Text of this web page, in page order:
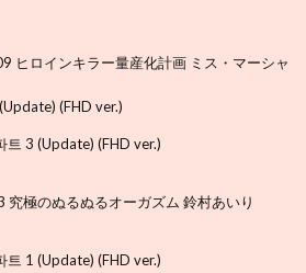
ヒロインキラー量産化計画 ミス・マーシャ
(FHD ver.)
트 3 (Update) (FHD ver.)
究極のぬるぬるオーガズム 鈴村あいり
트 1 (Update) (FHD ver.)